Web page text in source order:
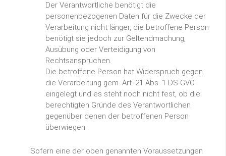
Der Verantwortliche benötigt die
personenbezogenen Daten für die Zwecke der
Verarbeitung nicht länger, die betroffene Person
benötigt sie jedoch zur Geltendmachung,
Ausübung oder Verteidigung von
Rechtsansprüchen.
Die betroffene Person hat Widerspruch gegen
die Verarbeitung gem. Art. 21 Abs. 1 DS-GVO
eingelegt und es steht noch nicht fest, ob die
berechtigten Gründe des Verantwortlichen
gegenüber denen der betroffenen Person
überwiegen.
Sofern eine der oben genannten Voraussetzungen